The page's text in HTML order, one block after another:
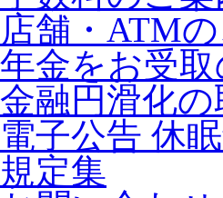
店舗・ATM
年金をお受
金融円滑化の
電子公告 休
規定集